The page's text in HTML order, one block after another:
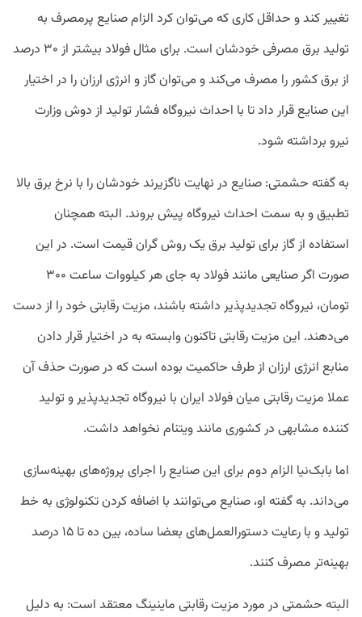
تغییر کند و حداقل کاری که می‌توان کرد الزام صنایع پرمصرف به
تولید برق مصرفی خودشان است. برای مثال فولاد بیشتر از ۳۰ درصد
از برق کشور را مصرف می‌کند و می‌توان گاز و انرژی ارزان را در اختیار
این صنایع قرار داد تا با احداث نیروگاه فشار تولید از دوش وزارت
نیرو برداشته شود.
به گفته حشمتی: صنایع در نهایت ناگزیرند خودشان را با نرخ برق بالا
تطبیق و به سمت احداث نیروگاه پیش بروند. البته همچنان
استفاده از گاز برای تولید برق یک روش گران قیمت است. در این
صورت اگر صنایعی مانند فولاد به جای هر کیلووات ساعت ۳۰۰
تومان، نیروگاه تجدیدپذیر داشته باشند، مزیت رقابتی خود را از دست
می‌دهند. این مزیت رقابتی تاکنون وابسته به در اختیار قرار دادن
منابع انرژی ارزان از طرف حاکمیت بوده است که در صورت حذف آن
عملا مزیت رقابتی میان فولاد ایران با نیروگاه تجدیدپذیر و تولید
کننده مشابهی در کشوری مانند ویتنام نخواهد داشت.
اما بابک‌نیا الزام دوم برای این صنایع را اجرای پروژه‌های بهینه‌سازی
می‌داند. به گفته او، صنایع می‌توانند با اضافه کردن تکنولوژی به خط
تولید و با رعایت دستورالعمل‌های بعضا ساده، بین ده تا ۱۵ درصد
بهینه‌تر مصرف کنند.
البته حشمتی در مورد مزیت رقابتی ماینینگ معتقد است: به دلیل